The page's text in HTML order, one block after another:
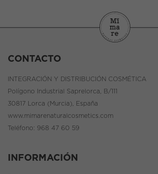
CONTACTO
INTEGRACIÓN Y DISTRIBUCIÓN COSMÉTICA
Polígono Industrial Saprelorca, B/111
30817 Lorca (Murcia), España
www.mimarenaturalcosmetics.com
Teléfono: 968 47 60 59
INFORMACIÓN